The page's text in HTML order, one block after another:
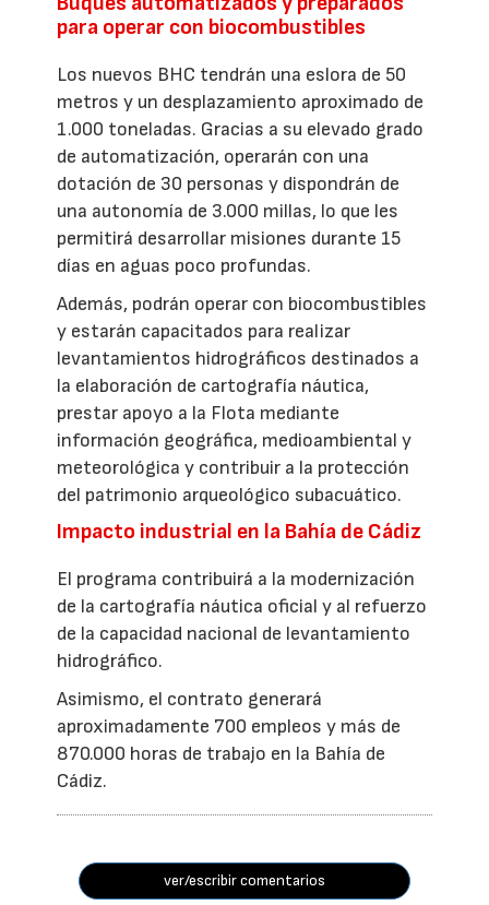
para operar con biocombustibles
Los nuevos BHC tendrán una eslora de 50
metros y un desplazamiento aproximado de
1.000 toneladas. Gracias a su elevado grado
de automatización, operarán con una
dotación de 30 personas y dispondrán de
una autonomía de 3.000 millas, lo que les
permitirá desarrollar misiones durante 15
días en aguas poco profundas.
Además, podrán operar con biocombustibles
y estarán capacitados para realizar
levantamientos hidrográficos destinados a
la elaboración de cartografía náutica,
prestar apoyo a la Flota mediante
información geográfica, medioambiental y
meteorológica y contribuir a la protección
del patrimonio arqueológico subacuático.
Impacto industrial en la Bahía de Cádiz
El programa contribuirá a la modernización
de la cartografía náutica oficial y al refuerzo
de la capacidad nacional de levantamiento
hidrográfico.
Asimismo, el contrato generará
aproximadamente 700 empleos y más de
870.000 horas de trabajo en la Bahía de
Cádiz.
ver/escribir comentarios